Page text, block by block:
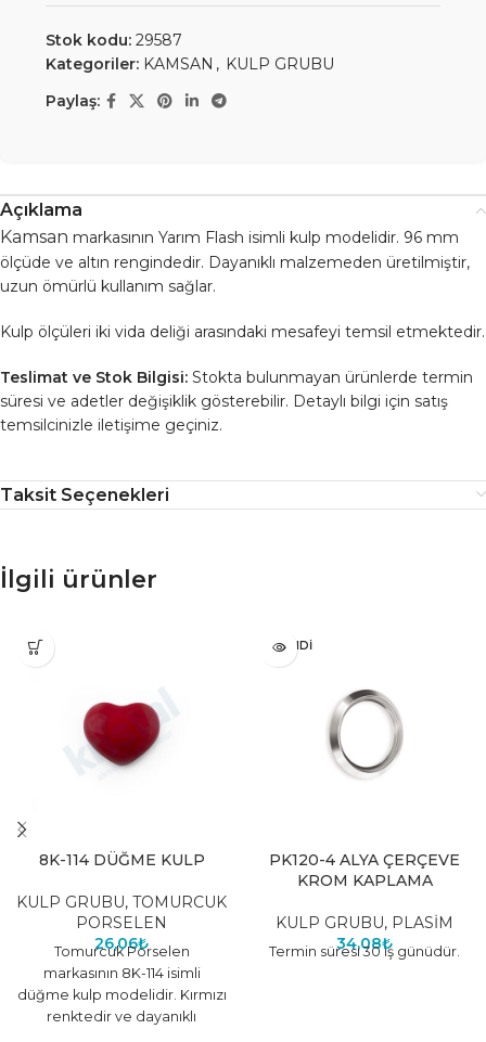
Stok kodu: 29587
Kategoriler: KAMSAN , KULP GRUBU
Paylaş:
Açıklama
Kamsan markasının Yarım Flash isimli kulp modelidir. 96 mm
ölçüde ve altın rengindedir. Dayanıklı malzemeden üretilmiştir,
uzun ömürlü kullanım sağlar.
Kulp ölçüleri iki vida deliği arasındaki mesafeyi temsil etmektedir.
Teslimat ve Stok Bilgisi: Stokta bulunmayan ürünlerde termin
süresi ve adetler değişiklik gösterebilir. Detaylı bilgi için satış
temsilcinizle iletişime geçiniz.
Taksit Seçenekleri
İlgili ürünler
8K-114 DÜĞME KULP
KULP GRUBU, TOMURCUK
PORSELEN
26,06₺
Tomurcuk Porselen
markasının 8K-114 isimli
düğme kulp modelidir. Kırmızı
renktedir ve dayanıklı
TÜKENDI
PK120-4 ALYA ÇERÇEVE
KROM KAPLAMA
KULP GRUBU, PLASİM
34,08₺
Termin süresi 30 iş günüdür.